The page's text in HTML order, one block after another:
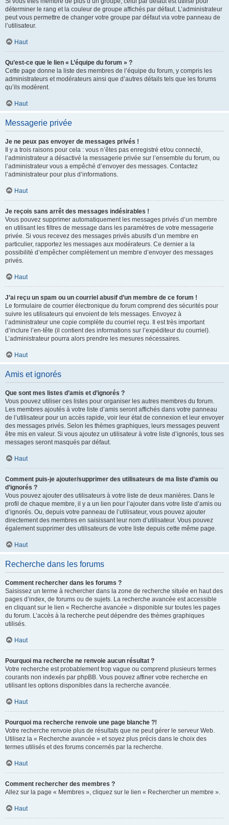
déterminer le rang et la couleur de groupe affichés par défaut. L’administrateur
peut vous permettre de changer votre groupe par défaut via votre panneau de
l’utilisateur.
Haut
Qu’est-ce que le lien « L’équipe du forum » ?
Cette page donne la liste des membres de l’équipe du forum, y compris les
administrateurs et modérateurs ainsi que d’autres détails tels que les forums
qu’ils modèrent.
Haut
Messagerie privée
Je ne peux pas envoyer de messages privés !
Il y a trois raisons pour cela : vous n’êtes pas enregistré et/ou connecté,
l’administrateur a désactivé la messagerie privée sur l’ensemble du forum, ou
l’administrateur vous a empêché d’envoyer des messages. Contactez
l’administrateur pour plus d’informations.
Haut
Je reçois sans arrêt des messages indésirables !
Vous pouvez supprimer automatiquement les messages privés d’un membre
en utilisant les filtres de message dans les paramètres de votre messagerie
privée. Si vous recevez des messages privés abusifs d’un membre en
particulier, rapportez les messages aux modérateurs. Ce dernier a la
possibilité d’empêcher complètement un membre d’envoyer des messages
privés.
Haut
J’ai reçu un spam ou un courriel abusif d’un membre de ce forum !
Le formulaire de courrier électronique du forum comprend des sécurités pour
suivre les utilisateurs qui envoient de tels messages. Envoyez à
l’administrateur une copie complète du courriel reçu. Il est très important
d’inclure l’en-tête (il contient des informations sur l’expéditeur du courriel).
L’administrateur pourra alors prendre les mesures nécessaires.
Haut
Amis et ignorés
Que sont mes listes d’amis et d’ignorés ?
Vous pouvez utiliser ces listes pour organiser les autres membres du forum.
Les membres ajoutés à votre liste d’amis seront affichés dans votre panneau
de l’utilisateur pour un accès rapide, voir leur état de connexion et leur envoyer
des messages privés. Selon les thèmes graphiques, leurs messages peuvent
être mis en valeur. Si vous ajoutez un utilisateur à votre liste d’ignorés, tous ses
messages seront masqués par défaut.
Haut
Comment puis-je ajouter/supprimer des utilisateurs de ma liste d’amis ou
d’ignorés ?
Vous pouvez ajouter des utilisateurs à votre liste de deux manières. Dans le
profil de chaque membre, il y a un lien pour l’ajouter dans votre liste d’amis ou
d’ignorés. Ou, depuis votre panneau de l’utilisateur, vous pouvez ajouter
directement des membres en saisissant leur nom d’utilisateur. Vous pouvez
également supprimer des utilisateurs de votre liste depuis cette même page.
Haut
Recherche dans les forums
Comment rechercher dans les forums ?
Saisissez un terme à rechercher dans la zone de recherche située en haut des
pages d’index, de forums ou de sujets. La recherche avancée est accessible
en cliquant sur le lien « Recherche avancée » disponible sur toutes les pages
du forum. L’accès à la recherche peut dépendre des thèmes graphiques
utilisés.
Haut
Pourquoi ma recherche ne renvoie aucun résultat ?
Votre recherche est probablement trop vague ou comprend plusieurs termes
courants non indexés par phpBB. Vous pouvez affiner votre recherche en
utilisant les options disponibles dans la recherche avancée.
Haut
Pourquoi ma recherche renvoie une page blanche ?!
Votre recherche renvoie plus de résultats que ne peut gérer le serveur Web.
Utilisez la « Recherche avancée » et soyez plus précis dans le choix des
termes utilisés et des forums concernés par la recherche.
Haut
Comment rechercher des membres ?
Allez sur la page « Membres », cliquez sur le lien « Rechercher un membre ».
Haut